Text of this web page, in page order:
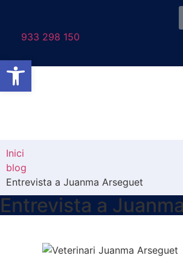
933 298 150
Inici
blog
Entrevista a Juanma Arseguet
Entrevista a
Obre la barra d'eines